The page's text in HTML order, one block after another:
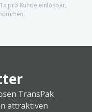
pro Kunde einlösbar,
TransPak
attraktiven